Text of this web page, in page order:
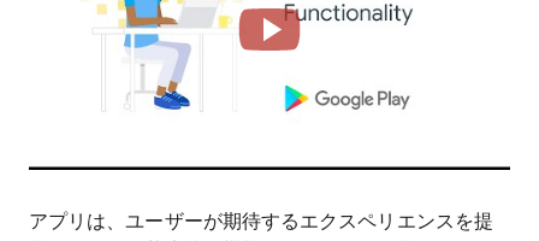
アプリは、ユーザーが期待するエクスペリエンスを提